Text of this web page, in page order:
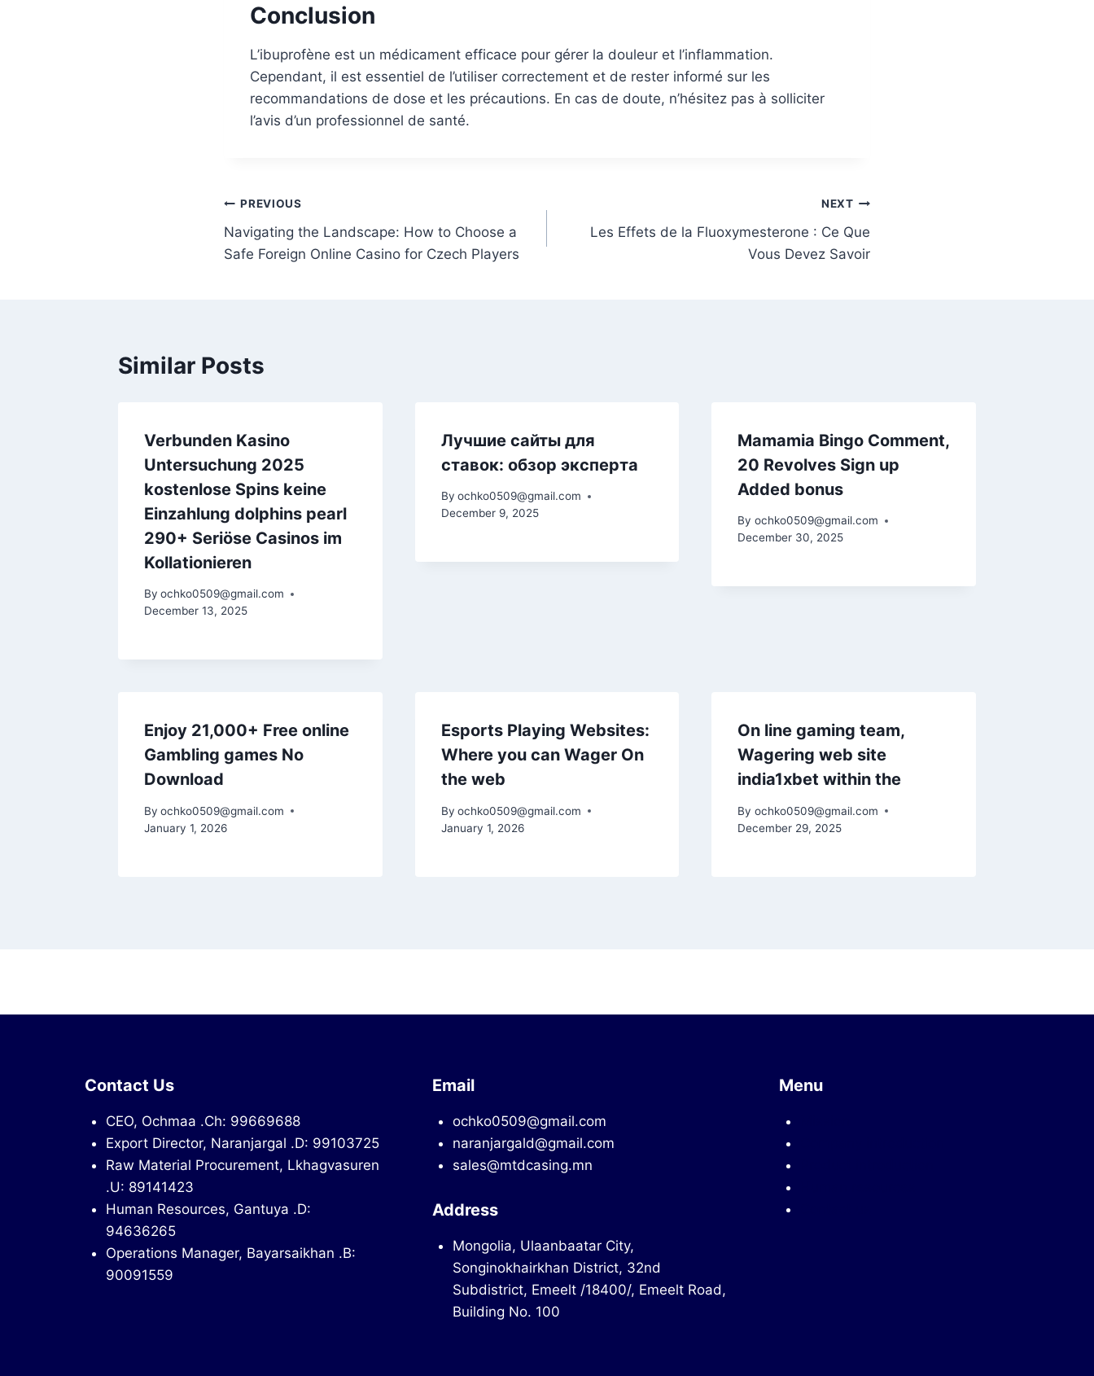
Conclusion
L’ibuprofène est un médicament efficace pour gérer la douleur et l’inflammation.
Cependant, il est essentiel de l’utiliser correctement et de rester informé sur les
recommandations de dose et les précautions. En cas de doute, n’hésitez pas à solliciter
l’avis d’un professionnel de santé.
Post
navigation
PREVIOUS
Navigating the Landscape: How to Choose a
Safe Foreign Online Casino for Czech Players
NEXT
Les Effets de la Fluoxymesterone : Ce Que
Vous Devez Savoir
Similar Posts
Verbunden Kasino
Untersuchung 2025
kostenlose Spins keine
Einzahlung dolphins pearl
290+ Seriöse Casinos im
Kollationieren
By ochko0509@gmail.com
December 13, 2025
Лучшие сайты для
ставок: обзор эксперта
By ochko0509@gmail.com
December 9, 2025
Mamamia Bingo Comment,
20 Revolves Sign up
Added bonus
By ochko0509@gmail.com
December 30, 2025
Enjoy 21,000+ Free online
Gambling games No
Download
By ochko0509@gmail.com
January 1, 2026
Esports Playing Websites:
Where you can Wager On
the web
By ochko0509@gmail.com
January 1, 2026
On line gaming team,
Wagering web site
india1xbet within the
By ochko0509@gmail.com
December 29, 2025
Contact Us
CEO, Ochmaa .Ch: 99669688
Export Director, Naranjargal .D: 99103725
Raw Material Procurement, Lkhagvasuren
.U: 89141423
Human Resources, Gantuya .D:
94636265
Operations Manager, Bayarsaikhan .B:
90091559
Email
ochko0509@gmail.com
naranjargald@gmail.com
sales@mtdcasing.mn
Address
Mongolia, Ulaanbaatar City,
Songinokhairkhan District, 32nd
Subdistrict, Emeelt /18400/, Emeelt Road,
Building No. 100
Menu